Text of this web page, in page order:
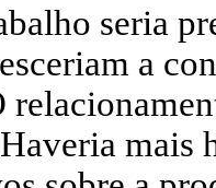
seria
a
mais